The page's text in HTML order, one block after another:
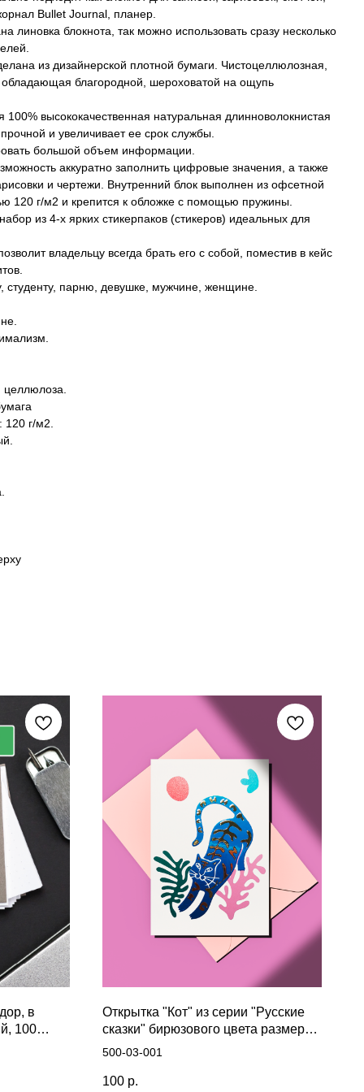
Bullet Journal, планер.
линовка блокнота, так можно использовать сразу несколько
из дизайнерской плотной бумаги. Чистоцеллюлозная,
благородной, шероховатой на ощупь
100% высококачественная натуральная длинноволокнистая
и увеличивает ее срок службы.
большой объем информации.
аккуратно заполнить цифровые значения, а также
и чертежи. Внутренний блок выполнен из офсетной
120 г/м2 и крепится к обложке с помощью пружины.
из 4-х ярких стикерпаков (стикеров) идеальных для
владельцу всегда брать его с собой, поместив в кейс
студенту, парню, девушке, мужчине, женщине.
целлюлоза.
120 г/м2.
в
100
Открытка "Кот" из серии "Русские
сказки" бирюзового цвета размер
10,5х14,7 см
500-03-001
100 р.